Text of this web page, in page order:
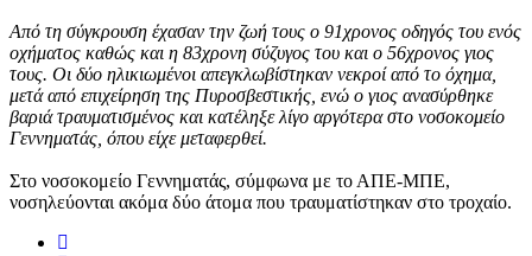
Από τη σύγκρουση έχασαν την ζωή τους ο 91χρονος οδηγός του ενός
οχήματος καθώς και η 83χρονη σύζυγος του και ο 56χρονος γιος
τους. Οι δύο ηλικιωμένοι απεγκλωβίστηκαν νεκροί από το όχημα,
μετά από επιχείρηση της Πυροσβεστικής, ενώ ο γιος ανασύρθηκε
βαριά τραυματισμένος και κατέληξε λίγο αργότερα στο νοσοκομείο
Γεννηματάς, όπου είχε μεταφερθεί.
Στο νοσοκομείο Γεννηματάς, σύμφωνα με το ΑΠΕ-ΜΠΕ,
νοσηλεύονται ακόμα δύο άτομα που τραυματίστηκαν στο τροχαίο.